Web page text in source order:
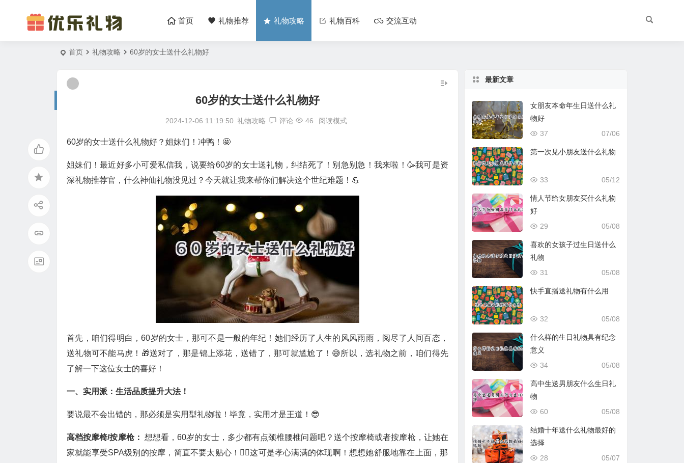
首页 礼物推荐 礼物攻略 礼物百科 交流互动
首页 礼物攻略 60岁的女士送什么礼物好
60岁的女士送什么礼物好
2024-12-06 11:19:50 礼物攻略 评论 46 阅读模式
60岁的女士送什么礼物好？姐妹们！冲鸭！🤩
姐妹们！最近好多小可爱私信我，说要给60岁的女士送礼物，纠结死了！别急别急！我来啦！🥳我可是资
深礼物推荐官，什么神仙礼物没见过？今天就让我来帮你们解决这个世纪难题！💪
首先，咱们得明白，60岁的女士，那可不是一般的年纪！她们经历了人生的风风雨雨，阅尽了人间百态，
送礼物可不能马虎！🎁送对了，那是锦上添花，送错了，那可就尴尬了！😅所以，选礼物之前，咱们得先
了解一下这位女士的喜好！
一、实用派：生活品质提升大法！
要说最不会出错的，那必须是实用型礼物啦！毕竟，实用才是王道！😎
高档按摩椅/按摩枪： 想想看，60岁的女士，多少都有点颈椎腰椎问题吧？送个按摩椅或者按摩枪，让她在
家就能享受SPA级别的按摩，简直不要太贴心！💆‍♀️这可是孝心满满的体现啊！想想她舒服地靠在上面，那
最新文章
女朋友本命年生日送什么礼
物好
07/06
37
第一次见小朋友送什么礼物
05/12
33
情人节给女朋友买什么礼物
好
05/08
29
喜欢的女孩子过生日送什么
礼物
05/08
31
快手直播送礼物有什么用
05/08
32
什么样的生日礼物具有纪念
意义
05/08
34
高中生送男朋友什么生日礼
物
05/08
60
结婚十年送什么礼物最好的
选择
05/07
28